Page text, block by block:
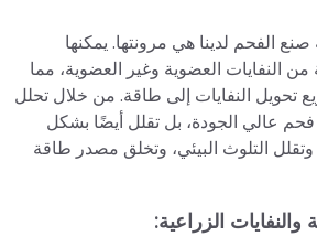
الفحم لدينا هي مرونتها. يمكنها
النفايات العضوية وغير العضوية، مما
تحويل النفايات إلى طاقة. من خلال تحلل
فحم عالي الجودة، بل تقلل أيضًا بشكل
التلوث البيئي، وتخلق مصدر طاقة
والنفايات الزراعية: